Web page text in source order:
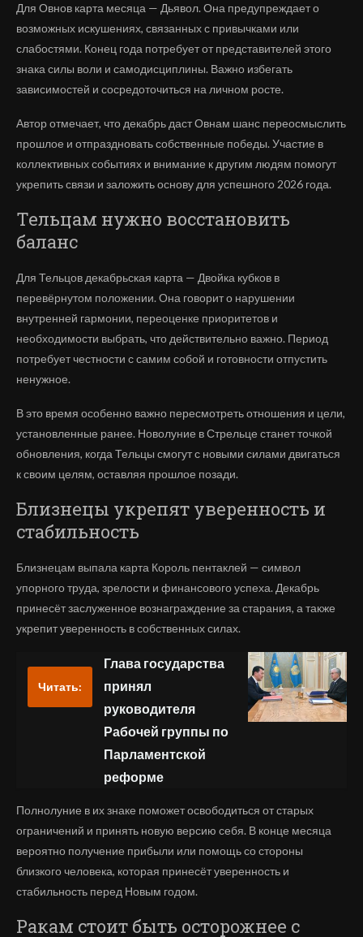
Для Овнов карта месяца — Дьявол. Она предупреждает о
возможных искушениях, связанных с привычками или
слабостями. Конец года потребует от представителей этого
знака силы воли и самодисциплины. Важно избегать
зависимостей и сосредоточиться на личном росте.
Автор отмечает, что декабрь даст Овнам шанс переосмыслить
прошлое и отпраздновать собственные победы. Участие в
коллективных событиях и внимание к другим людям помогут
укрепить связи и заложить основу для успешного 2026 года.
Тельцам нужно восстановить
баланс
Для Тельцов декабрьская карта — Двойка кубков в
перевёрнутом положении. Она говорит о нарушении
внутренней гармонии, переоценке приоритетов и
необходимости выбрать, что действительно важно. Период
потребует честности с самим собой и готовности отпустить
ненужное.
В это время особенно важно пересмотреть отношения и цели,
установленные ранее. Новолуние в Стрельце станет точкой
обновления, когда Тельцы смогут с новыми силами двигаться
к своим целям, оставляя прошлое позади.
Близнецы укрепят уверенность и
стабильность
Близнецам выпала карта Король пентаклей — символ
упорного труда, зрелости и финансового успеха. Декабрь
принесёт заслуженное вознаграждение за старания, а также
укрепит уверенность в собственных силах.
Читать:
Глава государства
принял
руководителя
Рабочей группы по
Парламентской
реформе
Полнолуние в их знаке поможет освободиться от старых
ограничений и принять новую версию себя. В конце месяца
вероятно получение прибыли или помощь со стороны
близкого человека, которая принесёт уверенность и
стабильность перед Новым годом.
Ракам стоит быть осторожнее с